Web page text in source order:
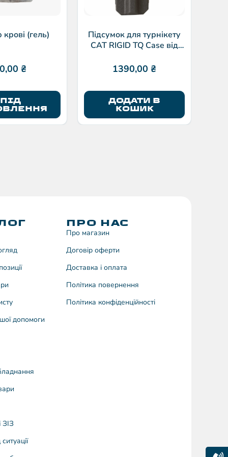
крові (гель)
₴
ПІД
Підсумок для турнікету
CAT RIGID TQ Case від
1390,00 ₴
ДОДАТИ В
КОШИК
допомоги
ПРО НАС
Про магазин
Договiр оферти
Доставка і оплата
Політика повернення
Політика конфіденційності